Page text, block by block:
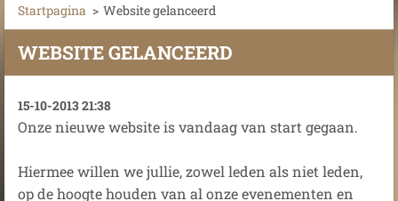
Startpagina > Website gelanceerd
WEBSITE GELANCEERD
15-10-2013 21:38
Onze nieuwe website is vandaag van start gegaan.
Hiermee willen we jullie, zowel leden als niet leden,
op de hoogte houden van al onze evenementen en